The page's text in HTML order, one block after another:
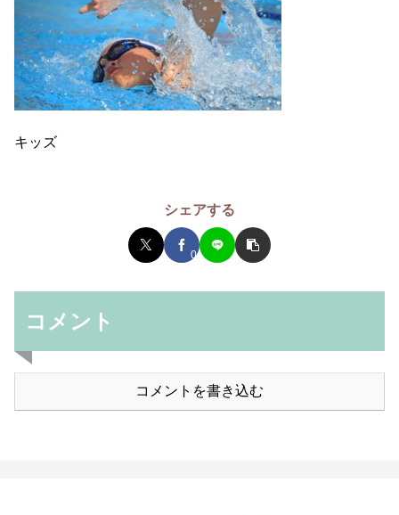
キッズ
シェアする
0
コメント
コメントを書き込む